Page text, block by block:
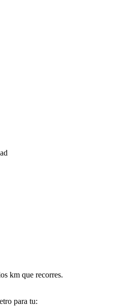
km que recorres.
para tu: